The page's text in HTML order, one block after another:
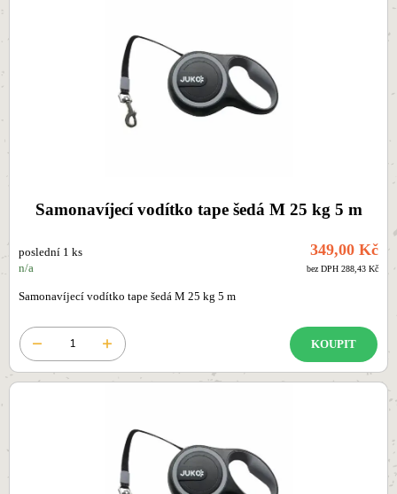
Samonavíjecí vodítko tape šedá M 25 kg 5 m
poslední 1 ks
n/a
349,00 Kč
bez DPH 288,43 Kč
Samonavíjecí vodítko tape šedá M 25 kg 5 m
KOUPIT